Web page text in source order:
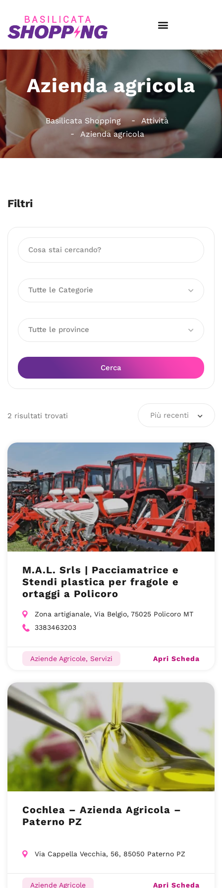
Azienda agricola
Basilicata Shopping
Attività
Azienda agricola
Filtri
Tutte le Categorie
Tutte le province
Cerca
2 risultati trovati Più recenti
M.A.L. Srls | Pacciamatrice e
Stendi plastica per fragole e
ortaggi a Policoro
Zona artigianale, Via Belgio, 75025 Policoro MT
3383463203
Aziende Agricole, Servizi Apri Scheda
Cochlea – Azienda Agricola –
Paterno PZ
Via Cappella Vecchia, 56, 85050 Paterno PZ
Aziende Agricole Apri Scheda